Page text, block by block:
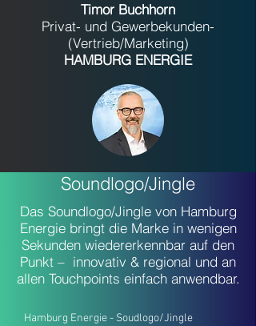
Timor Buchhorn
Privat- und Gewerbekunden-
(Vertrieb/Marketing)
HAMBURG ENERGIE
Soundlogo/Jingle
Das Soundlogo/Jingle von Hamburg
Energie bringt die Marke in wenigen
Sekunden wiedererkennbar auf den
Punkt – innovativ & regional und an
allen Touchpoints einfach anwendbar.
Hamburg Energie - Soudlogo/Jingle